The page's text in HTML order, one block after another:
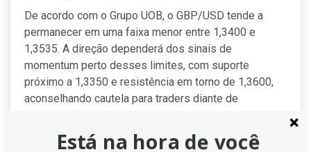
De acordo com o Grupo UOB, o GBP/USD tende a
permanecer em uma faixa menor entre 1,3400 e
1,3535. A direção dependerá dos sinais de
momentum perto desses limites, com suporte
próximo a 1,3350 e resistência em torno de 1,3600,
aconselhando cautela para traders diante de
Continue lendo
Está na hora de você